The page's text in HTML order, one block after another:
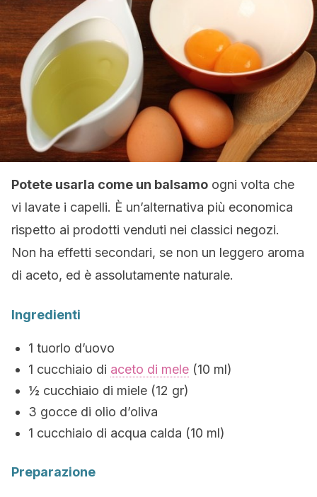
Potete usarla come un balsamo ogni volta che
vi lavate i capelli. È un’alternativa più economica
rispetto ai prodotti venduti nei classici negozi.
Non ha effetti secondari, se non un leggero aroma
di aceto, ed è assolutamente naturale.
Ingredienti
1 tuorlo d’uovo
1 cucchiaio di aceto di mele (10 ml)
½ cucchiaio di miele (12 gr)
3 gocce di olio d’oliva
1 cucchiaio di acqua calda (10 ml)
Preparazione